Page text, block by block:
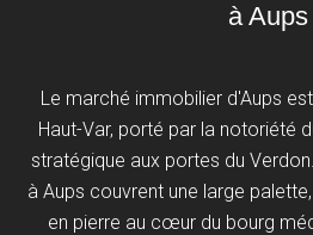
à Aups
Le marché immobilier d'Aups
Haut-Var, porté par la notoriété
stratégique aux portes du
à Aups couvrent une large
en pierre au cœur du bourg